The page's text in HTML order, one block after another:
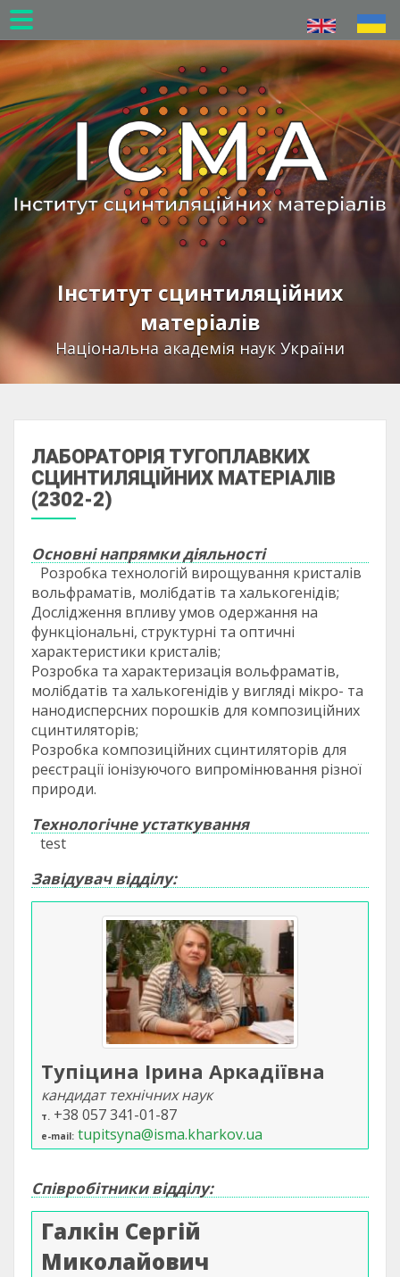
Перейти
до
основного
вмісту
Інститут сцинтиляційних
матеріалів
Національна академія наук України
ЛАБОРАТОРІЯ ТУГОПЛАВКИХ
СЦИНТИЛЯЦІЙНИХ МАТЕРІАЛІВ
(2302-2)
Основні напрямки діяльності
Розробка технологій вирощування кристалів
вольфраматів, молібдатів та халькогенідів;
Дослідження впливу умов одержання на
функціональні, структурні та оптичні
характеристики кристалів;
Розробка та характеризація вольфраматів,
молібдатів та халькогенідів у вигляді мікро- та
нанодисперсних порошків для композиційних
сцинтиляторів;
Розробка композиційних сцинтиляторів для
реєстрації іонізуючого випромінювання різної
природи.
Технологічне устаткування
test
Завідувач відділу:
Тупіцина Ірина Аркадіївна
кандидат технічних наук
т. +38 057 341-01-87
e-mail tupitsyna@isma.kharkov.ua
Співробітники відділу:
Галкін Сергій
Миколайович